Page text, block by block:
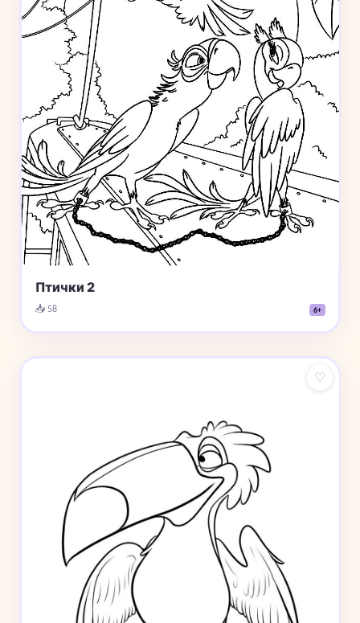
Птички 2
📥 58 6+
♡